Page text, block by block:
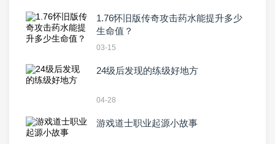
1.76怀旧版传奇攻击药水能提升多少
生命值？
03-15
24级后发现的练级好地方
04-28
游戏道士职业起源小故事